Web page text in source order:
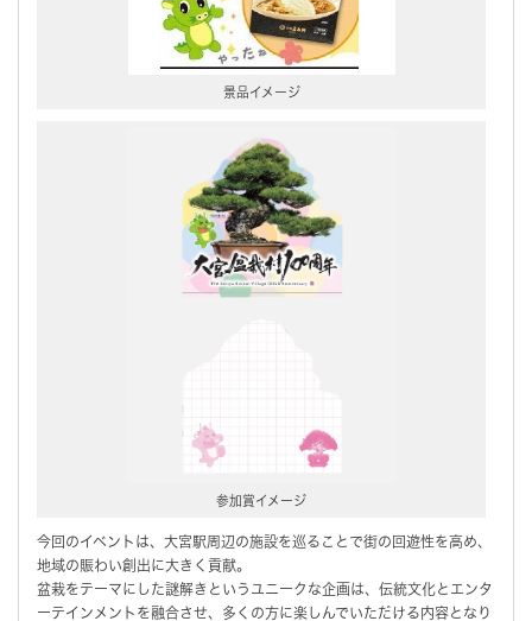
景品イメージ
参加賞イメージ
今回のイベントは、大宮駅周辺の施設を巡ることで街の回遊性を高め、
地域の賑わい創出に大きく貢献。
盆栽をテーマにした謎解きというユニークな企画は、伝統文化とエンタ
ーテインメントを融合させ、多くの方に楽しんでいただける内容となり